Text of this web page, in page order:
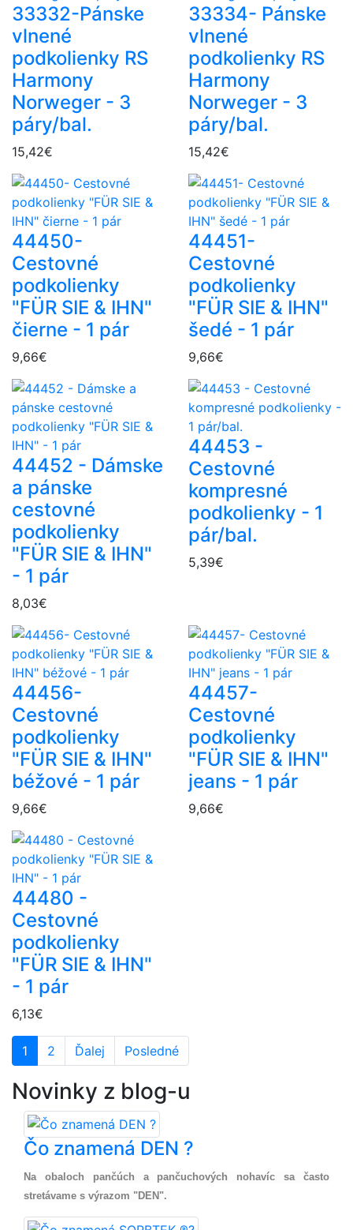
33332-Pánske
vlnené
podkolienky RS
Harmony
Norweger - 3
páry/bal.
15,42€
33334- Pánske
vlnené
podkolienky RS
Harmony
Norweger - 3
páry/bal.
15,42€
44450-
Cestovné
podkolienky
"FÜR SIE & IHN"
čierne - 1 pár
9,66€
44451-
Cestovné
podkolienky
"FÜR SIE & IHN"
šedé - 1 pár
9,66€
44452 - Dámske
a pánske
cestovné
podkolienky
"FÜR SIE & IHN"
- 1 pár
8,03€
44453 -
Cestovné
kompresné
podkolienky - 1
pár/bal.
5,39€
44456-
Cestovné
podkolienky
"FÜR SIE & IHN"
béžové - 1 pár
9,66€
44457-
Cestovné
podkolienky
"FÜR SIE & IHN"
jeans - 1 pár
9,66€
44480 -
Cestovné
podkolienky
"FÜR SIE & IHN"
- 1 pár
6,13€
1 2 Ďalej Posledné
Novinky z blog-u
Čo znamená DEN ?
Na obaloch pančúch a pančuchových nohavíc sa často
stretávame s výrazom "DEN".